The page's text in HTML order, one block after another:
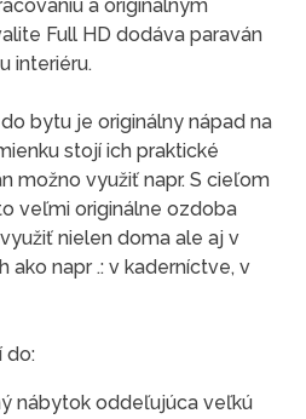
a originálnym
Full HD dodáva paraván
interiéru.
bytu je originálny nápad na
stojí ich praktické
možno využiť napr. S cieľom
veľmi originálne ozdoba
nielen doma ale aj v
napr .: v kaderníctve, v
do:
nábytok oddeľujúca veľkú